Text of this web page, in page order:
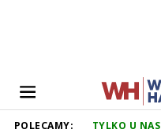
POLECAMY: TYLKO U NAS